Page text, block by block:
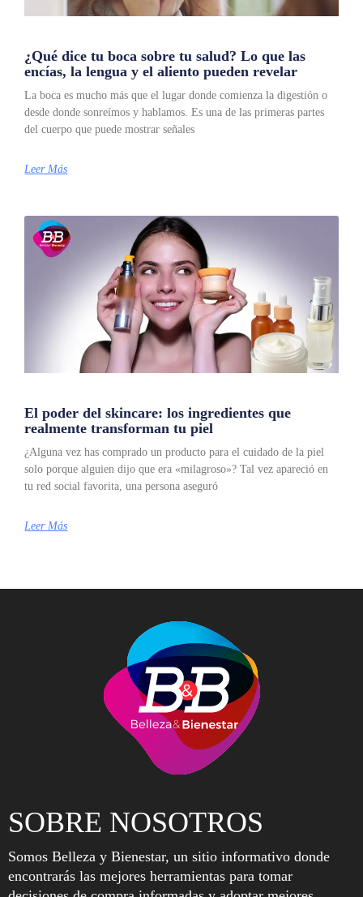
¿Qué dice tu boca sobre tu salud? Lo que las
encías, la lengua y el aliento pueden revelar
La boca es mucho más que el lugar donde comienza la digestión o
desde donde sonreímos y hablamos. Es una de las primeras partes
del cuerpo que puede mostrar señales
Leer Más
El poder del skincare: los ingredientes que
realmente transforman tu piel
¿Alguna vez has comprado un producto para el cuidado de la piel
solo porque alguien dijo que era «milagroso»? Tal vez apareció en
tu red social favorita, una persona aseguró
Leer Más
SOBRE NOSOTROS
Somos Belleza y Bienestar, un sitio informativo donde
encontrarás las mejores herramientas para tomar